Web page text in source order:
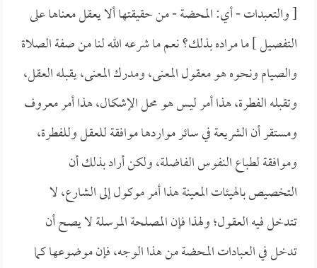
[ والتعبدات - أي: المحضة - من حقيقتها ألا يعقل معناها على
التفصيل ] ما مراده بذلك؟ نعم ما شرعه الله لنا من صفة الصلاة
والصيام ونحوه هو معقول المعنى، ومدرك المعنى، يقبله العقل،
وتقبله الفطرة، هذا أمر ليس هو محل الإشكال، هذا أمر معروف
ومستقر أن الشريعة في سائر مواردها موافقة للعقل وللفطرة،
وموافقة لطباع النفوس الفاضلة، ولكن أراد بذلك أن
التخصيص بالهيئات المعينة هذا أمر موكول إلى الشارع، لا
تتدخل فيه العقول؛ ولهذا فإن المصلحة المرسلة لا يصح أن
تدخل في العبادات المحضة من هذا الوجه، فإن موضوعها كما